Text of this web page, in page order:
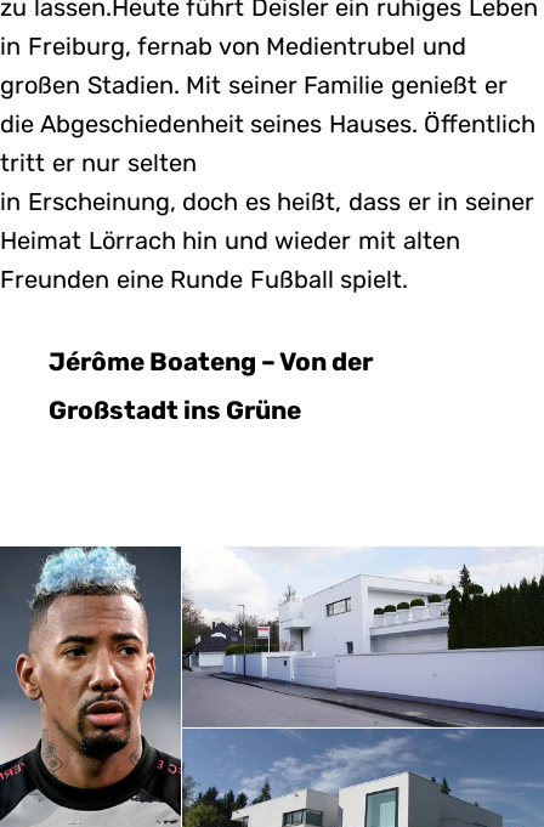
zu lassen.Heute führt Deisler ein ruhiges Leben
in Freiburg, fernab von Medientrubel und
großen Stadien. Mit seiner Familie genießt er
die Abgeschiedenheit seines Hauses. Öffentlich
tritt er nur selten
in Erscheinung, doch es heißt, dass er in seiner
Heimat Lörrach hin und wieder mit alten
Freunden eine Runde Fußball spielt.
Jérôme Boateng – Von der
Großstadt ins Grüne